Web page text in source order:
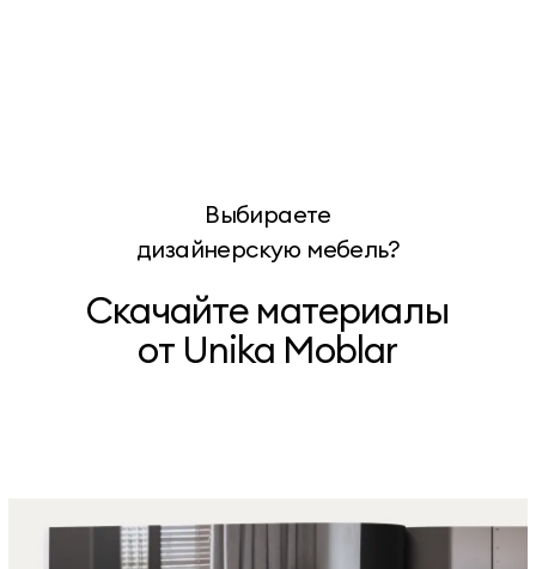
Выбираете
дизайнерскую мебель?
Скачайте материалы
от Unika Moblar